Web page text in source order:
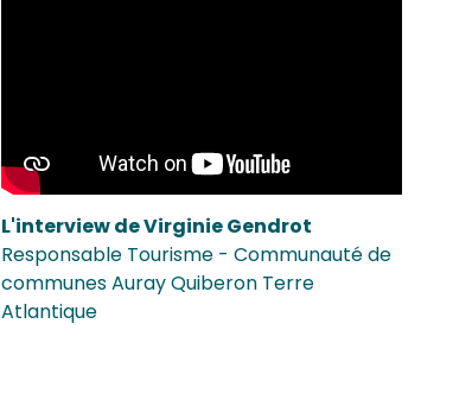
L'interview de Virginie Gendrot
Responsable Tourisme - Communauté de
communes Auray Quiberon Terre
Atlantique